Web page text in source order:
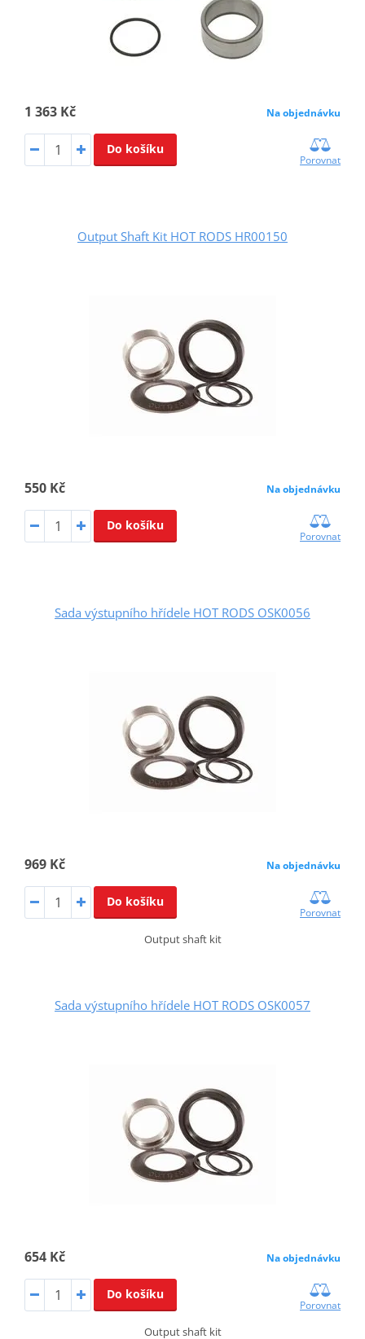
1 363 Kč Na objednávku
Do košíku
Porovnat
Output Shaft Kit HOT RODS HR00150
550 Kč Na objednávku
Do košíku
Porovnat
Sada výstupního hřídele HOT RODS OSK0056
969 Kč Na objednávku
Do košíku
Porovnat
Output shaft kit
Sada výstupního hřídele HOT RODS OSK0057
654 Kč Na objednávku
Do košíku
Porovnat
Output shaft kit